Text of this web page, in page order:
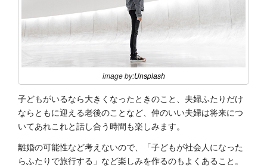
image by:Unsplash
子どもがいるなら大きくなったときのこと、夫婦ふたりだけ
ならともに迎える老後のことなど、仲のいい夫婦は将来につ
いてあれこれと話し合う時間も楽しみます。
離婚の可能性など考えないので、「子どもが社会人になった
らふたりで旅行する」など楽しみを作るのもよくあること。